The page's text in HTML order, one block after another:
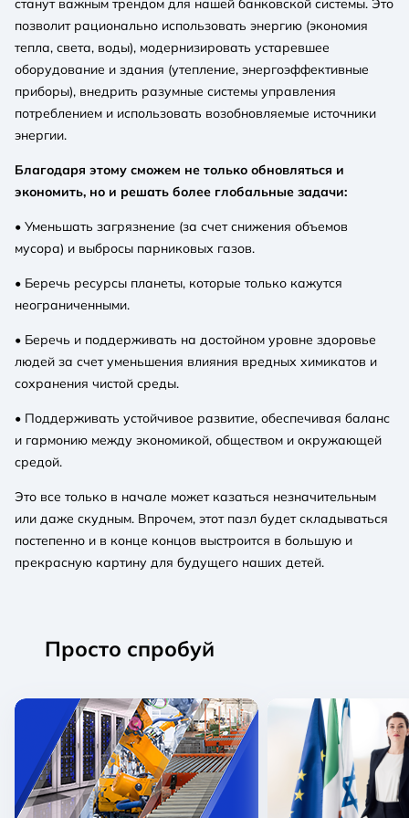
станут важным трендом для нашей банковской системы. Это
позволит рационально использовать энергию (экономия
тепла, света, воды), модернизировать устаревшее
оборудование и здания (утепление, энергоэффективные
приборы), внедрить разумные системы управления
потреблением и использовать возобновляемые источники
энергии.
Благодаря этому сможем не только обновляться и
экономить, но и решать более глобальные задачи:
• Уменьшать загрязнение (за счет снижения объемов
мусора) и выбросы парниковых газов.
• Беречь ресурсы планеты, которые только кажутся
неограниченными.
• Беречь и поддерживать на достойном уровне здоровье
людей за счет уменьшения влияния вредных химикатов и
сохранения чистой среды.
• Поддерживать устойчивое развитие, обеспечивая баланс
и гармонию между экономикой, обществом и окружающей
средой.
Это все только в начале может казаться незначительным
или даже скудным. Впрочем, этот пазл будет складываться
постепенно и в конце концов выстроится в большую и
прекрасную картину для будущего наших детей.
Просто спробуй